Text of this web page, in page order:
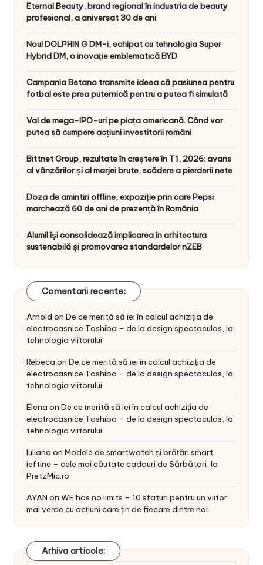
Eternal Beauty, brand regional în industria de beauty
profesional, a aniversat 30 de ani
Noul DOLPHIN G DM-i, echipat cu tehnologia Super
Hybrid DM, o inovație emblematică BYD
Campania Betano transmite ideea că pasiunea pentru
fotbal este prea puternică pentru a putea fi simulată
Val de mega-IPO-uri pe piața americană. Când vor
putea să cumpere acțiuni investitorii români
Bittnet Group, rezultate în creștere în T1, 2026: avans
al vânzărilor și al marjei brute, scădere a pierderii nete
Doza de amintiri offline, expoziție prin care Pepsi
marchează 60 de ani de prezență în România
Alumil își consolidează implicarea în arhitectura
sustenabilă și promovarea standardelor nZEB
Comentarii recente:
Arnold on De ce merită să iei în calcul achiziția de
electrocasnice Toshiba – de la design spectaculos, la
tehnologia viitorului
Rebeca on De ce merită să iei în calcul achiziția de
electrocasnice Toshiba – de la design spectaculos, la
tehnologia viitorului
Elena on De ce merită să iei în calcul achiziția de
electrocasnice Toshiba – de la design spectaculos, la
tehnologia viitorului
Iuliana on Modele de smartwatch și brățări smart
ieftine – cele mai căutate cadouri de Sărbători, la
PretzMic.ro
AYAN on WE has no limits – 10 sfaturi pentru un viitor
mai verde cu acțiuni care țin de fiecare dintre noi
Arhiva articole: